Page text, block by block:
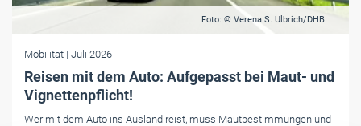
Foto: © Verena S. Ulbrich/DHB
Mobilität | Juli 2026
Reisen mit dem Auto: Aufgepasst bei Maut- und
Vignettenpflicht!
Wer mit dem Auto ins Ausland reist, muss Mautbestimmungen und